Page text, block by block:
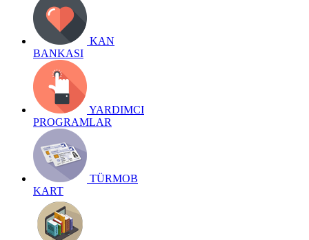
KAN
BANKASI
YARDIMCI
PROGRAMLAR
TÜRMOB
KART